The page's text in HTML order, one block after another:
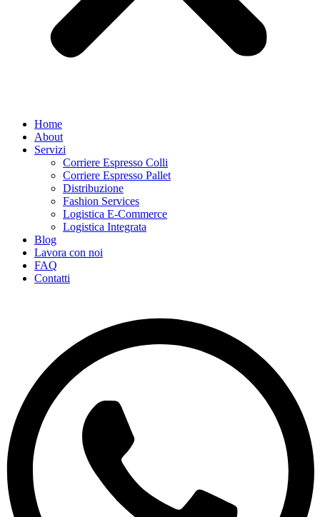
Home
About
Servizi
Corriere Espresso Colli
Corriere Espresso Pallet
Distribuzione
Fashion Services
Logistica E-Commerce
Logistica Integrata
Blog
Lavora con noi
FAQ
Contatti